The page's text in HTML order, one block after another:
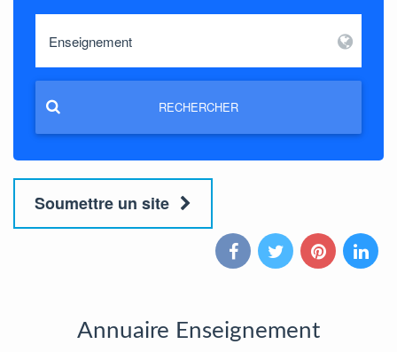
RECHERCHER
Soumettre un site
Annuaire Enseignement